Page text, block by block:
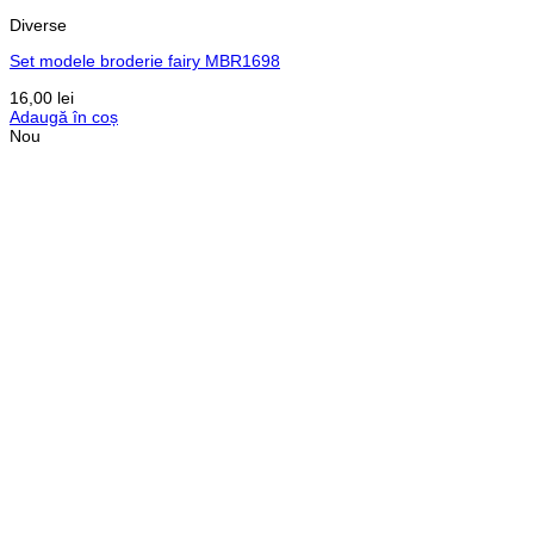
Diverse
Set modele broderie fairy MBR1698
16,00 lei
Adaugă în coș
Nou